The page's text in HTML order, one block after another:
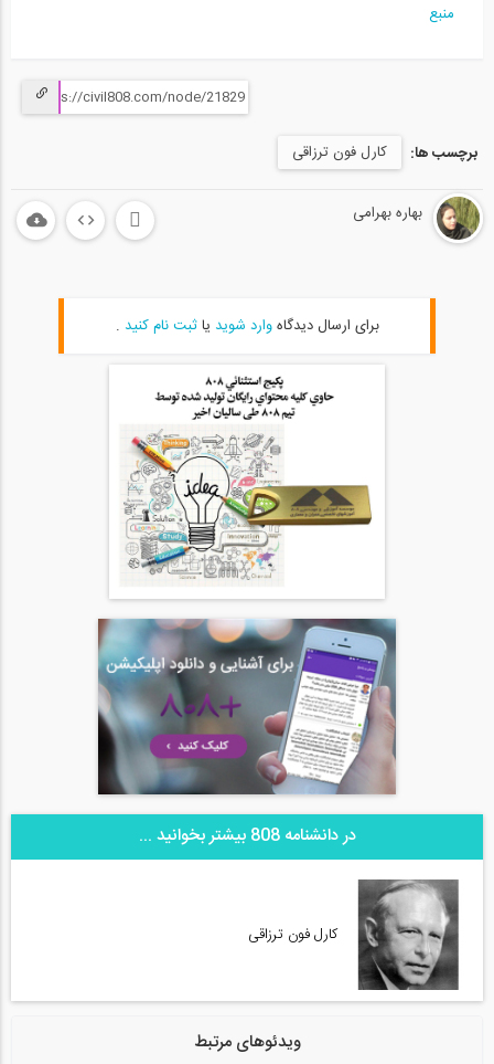
منبع
برچسب ها: کارل فون ترزاقی
بهاره بهرامی
برای ارسال دیدگاهوارد شوید یاثبت نام کنید .
در دانشنامه 808 بیشتر بخوانید ...
کارل فون ترزاقی
ویدئوهای مرتبط